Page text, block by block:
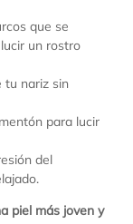
que se
un rostro
tu nariz sin
para lucir
del
piel más joven y